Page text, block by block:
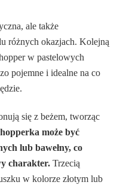
ale także
różnych okazjach. Kolejną
w pastelowych
pojemne i idealne na co
się z beżem, tworząc
może być
lub bawełny, co
charakter. Trzecią
w kolorze złotym lub